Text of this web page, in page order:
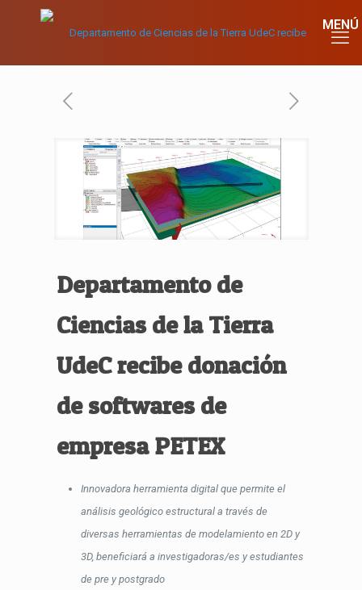
Departamento de
Ciencias de la Tierra
UdeC recibe donación
de softwares de
empresa PETEX
Innovadora herramienta digital que permite el
análisis geológico estructural a través de
diversas herramientas de modelamiento en 2D y
3D, beneficiará a investigadoras/es y estudiantes
de pre y postgrado